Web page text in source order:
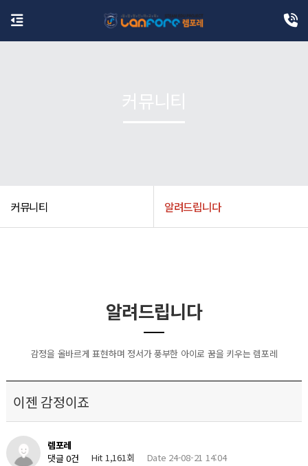
커뮤니티 알려드립니다
알려드립니다
감정을 올바르게 표현하며 정서가 풍부한 아이로 꿈을 키우는 렘포레
이젠 감정이죠
렘포레
댓글 0건
Hit 1,161회 Date 24-08-21 14:04